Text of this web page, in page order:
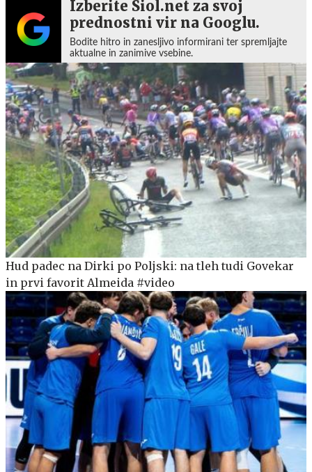
Izberite Siol.net za svoj
prednostni vir na Googlu.
Bodite hitro in zanesljivo informirani ter spremljajte
aktualne in zanimive vsebine.
Hud padec na Dirki po Poljski: na tleh tudi Govekar
in prvi favorit Almeida #video